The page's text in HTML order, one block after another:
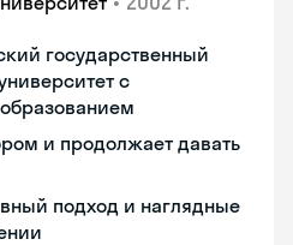
государственный
с
и продолжает давать
подход и наглядные